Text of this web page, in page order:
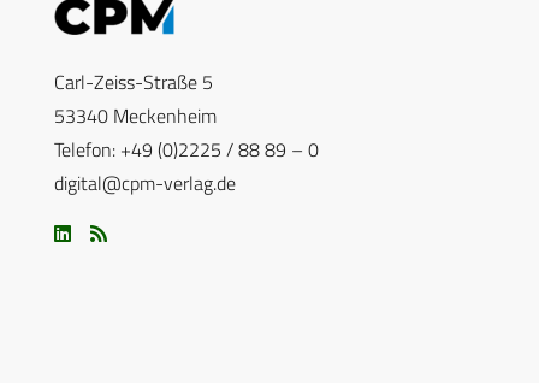
Carl-Zeiss-Straße 5
53340 Meckenheim
Telefon: +49 (0)2225 / 88 89 – 0
digital@cpm-verlag.de